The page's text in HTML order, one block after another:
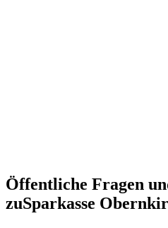
Öffentliche Fragen
zuSparkasse